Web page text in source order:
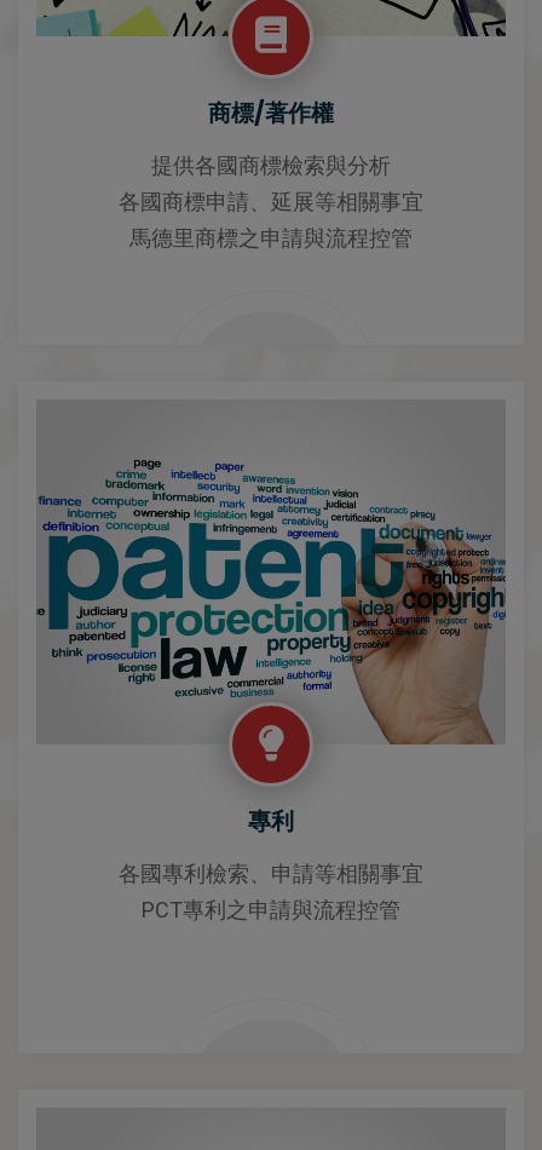
商標/著作權
提供各國商標檢索與分析
各國商標申請、延展等相關事宜
馬德里商標之申請與流程控管
專利
各國專利檢索、申請等相關事宜
PCT專利之申請與流程控管